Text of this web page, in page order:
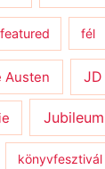
featured fél
Austen JD
Jubileum
könyvfesztivál